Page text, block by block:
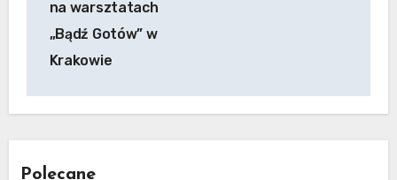
na warsztatach
„Bądź Gotów” w
Krakowie
Polecane